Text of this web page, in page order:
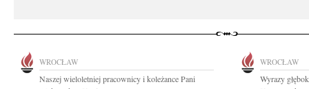
WROCŁAW
Naszej wieloletniej pracownicy i koleżance Pani
WROCŁAW
Wyrazy